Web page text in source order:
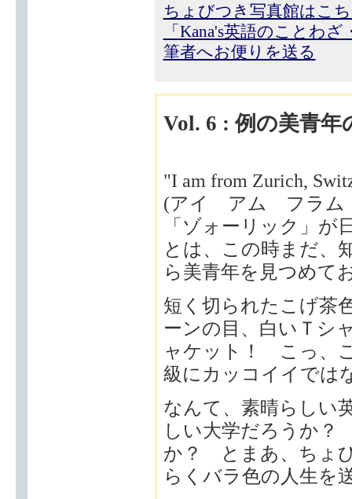
ちょびつき写真館はこ
「Kana's英語のことわ
筆者へお便りを送る
Vol. 6 : 例の美青年
"I am from Zurich,
(アイ アム フラム
「ゾォーリック」が
とは、この時まだ、
ら美青年を見つめて
短く切られたこげ茶
ーンの目、白いＴシ
ャケット！ こっ、
級にカッコイイでは
なんて、素晴らしい
しい大学だろうか
か？ とまあ、ちょ
らくバラ色の人生を